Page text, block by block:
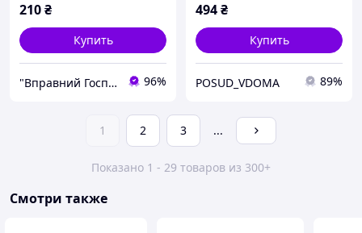
210₴
Купить
"Вправний Господар" - Ваш надежный помощник! 96%
494₴
Купить
POSUD_VDOMA 89%
1 2 3 ...
Показано 1 - 29 товаров из 300+
Смотри также